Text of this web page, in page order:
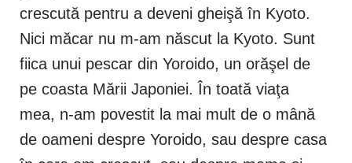
crescută pentru a deveni gheişă în Kyoto.
Nici măcar nu m-am născut la Kyoto. Sunt
fiica unui pescar din Yoroido, un orăşel de
pe coasta Mării Japoniei. În toată viaţa
mea, n-am povestit la mai mult de o mână
de oameni despre Yoroido, sau despre casa